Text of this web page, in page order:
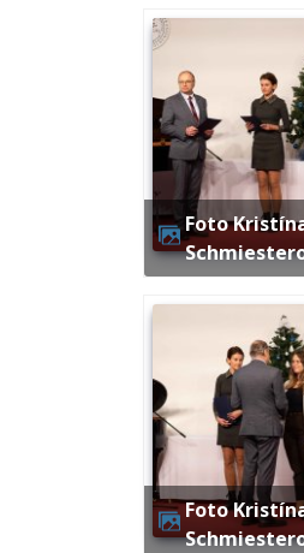
Foto Kristína
Foto Kristína